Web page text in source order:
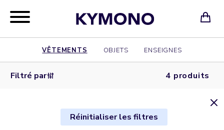
VÊTEMENTS OBJETS ENSEIGNES
Filtré par 4 produits
Réinitialiser les filtres